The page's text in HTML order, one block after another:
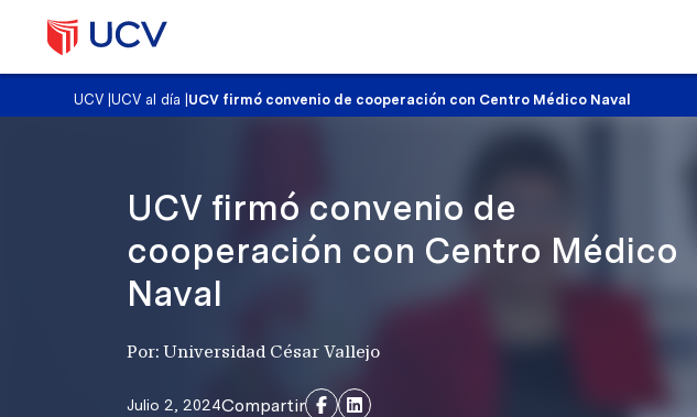
UCV |UCV al día UCV firmó convenio de cooperación con Centro Médico Naval
UCV firmó convenio de
cooperación con Centro Médico
Naval
Por: Universidad César Vallejo
Julio 2, 2024Compartir